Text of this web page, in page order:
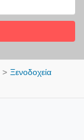
Ξενοδοχεία